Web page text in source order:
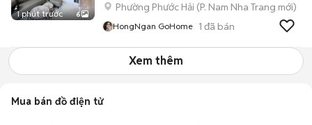
1 phút trước 6
Phường Phước Hải (P. Nam Nha Trang mới)
HongNgan GoHome 1 đã bán
Xem thêm
Mua bán đồ điện tử